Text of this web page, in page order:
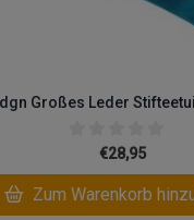
Großes Leder
€28,95
Zum Warenkorb